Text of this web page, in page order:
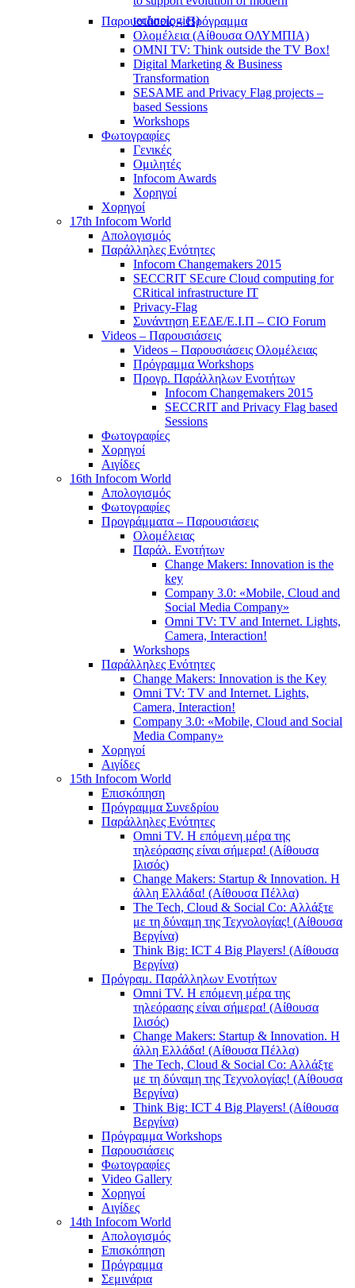
technologies)
Παρουσιάσεις – Πρόγραμμα
Ολομέλεια (Αίθουσα ΟΛΥΜΠΙΑ)
OMNI TV: Think outside the TV Box!
Digital Marketing & Business
Transformation
SESAME and Privacy Flag projects –
based Sessions
Workshops
Φωτογραφίες
Γενικές
Ομιλητές
Infocom Awards
Χορηγοί
Χορηγοί
17th Infocom World
Απολογισμός
Παράλληλες Ενότητες
Infocom Changemakers 2015
SECCRIT SEcure Cloud computing for
CRitical infrastructure IT
Privacy-Flag
Συνάντηση ΕΕΔΕ/Ε.Ι.Π – CIO Forum
Videos – Παρουσιάσεις
Videos – Παρουσιάσεις Ολομέλειας
Πρόγραμμα Workshops
Προγρ. Παράλληλων Ενοτήτων
Infocom Changemakers 2015
SECCRIT and Privacy Flag based
Sessions
Φωτογραφίες
Χορηγοί
Αιγίδες
16th Infocom World
Απολογισμός
Φωτογραφίες
Προγράμματα – Παρουσιάσεις
Ολομέλειας
Παράλ. Ενοτήτων
Change Makers: Innovation is the
key
Company 3.0: «Mobile, Cloud and
Social Media Company»
Omni TV: TV and Internet. Lights,
Camera, Interaction!
Workshops
Παράλληλες Ενότητες
Change Makers: Innovation is the Key
Omni TV: TV and Internet. Lights,
Camera, Interaction!
Company 3.0: «Mobile, Cloud and Social
Media Company»
Χορηγοί
Αιγίδες
15th Infocom World
Επισκόπηση
Πρόγραμμα Συνεδρίου
Παράλληλες Ενότητες
Omni TV. Η επόμενη μέρα της
τηλεόρασης είναι σήμερα! (Αίθουσα
Ιλισός)
Change Makers: Startup & Innovation. Η
άλλη Ελλάδα! (Αίθουσα Πέλλα)
The Tech, Cloud & Social Co: Αλλάξτε
με τη δύναμη της Τεχνολογίας! (Αίθουσα
Βεργίνα)
Think Big: ICT 4 Big Players! (Αίθουσα
Βεργίνα)
Πρόγραμ. Παράλληλων Ενοτήτων
Omni TV. Η επόμενη μέρα της
τηλεόρασης είναι σήμερα! (Αίθουσα
Ιλισός)
Change Makers: Startup & Innovation. Η
άλλη Ελλάδα! (Αίθουσα Πέλλα)
The Tech, Cloud & Social Co: Αλλάξτε
με τη δύναμη της Τεχνολογίας! (Αίθουσα
Βεργίνα)
Think Big: ICT 4 Big Players! (Αίθουσα
Βεργίνα)
Πρόγραμμα Workshops
Παρουσιάσεις
Φωτογραφίες
Video Gallery
Χορηγοί
Αιγίδες
14th Infocom World
Απολογισμός
Επισκόπηση
Πρόγραμμα
Σεμινάρια